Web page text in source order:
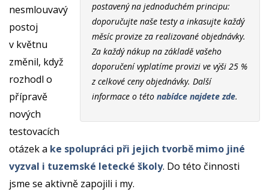
postavený na jednoduchém principu:
doporučujte naše testy a inkasujte každý
měsíc provize za realizované objednávky.
Za každý nákup na základě vašeho
doporučení vyplatíme provizi ve výši 25 %
z celkové ceny objednávky. Další
informace o této nabídce najdete zde.
nesmlouvavý
postoj
v květnu
změnil, když
rozhodl o
přípravě
nových
testovacích
otázek a ke spolupráci při jejich tvorbě mimo jiné
vyzval i tuzemské letecké školy. Do této činnosti
jsme se aktivně zapojili i my.